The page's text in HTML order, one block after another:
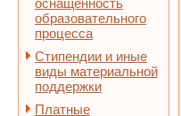
оснащенность
образовательного
процесса
Стипендии и иные
виды материальной
поддержки
Платные